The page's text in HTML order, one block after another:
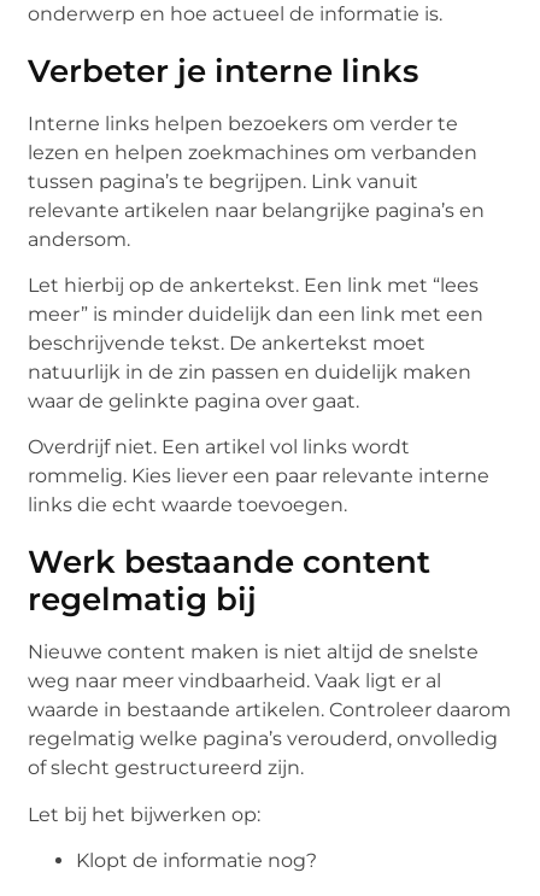
onderwerp en hoe actueel de informatie is.
Verbeter je interne links
Interne links helpen bezoekers om verder te
lezen en helpen zoekmachines om verbanden
tussen pagina’s te begrijpen. Link vanuit
relevante artikelen naar belangrijke pagina’s en
andersom.
Let hierbij op de ankertekst. Een link met “lees
meer” is minder duidelijk dan een link met een
beschrijvende tekst. De ankertekst moet
natuurlijk in de zin passen en duidelijk maken
waar de gelinkte pagina over gaat.
Overdrijf niet. Een artikel vol links wordt
rommelig. Kies liever een paar relevante interne
links die echt waarde toevoegen.
Werk bestaande content
regelmatig bij
Nieuwe content maken is niet altijd de snelste
weg naar meer vindbaarheid. Vaak ligt er al
waarde in bestaande artikelen. Controleer daarom
regelmatig welke pagina’s verouderd, onvolledig
of slecht gestructureerd zijn.
Let bij het bijwerken op:
Klopt de informatie nog?